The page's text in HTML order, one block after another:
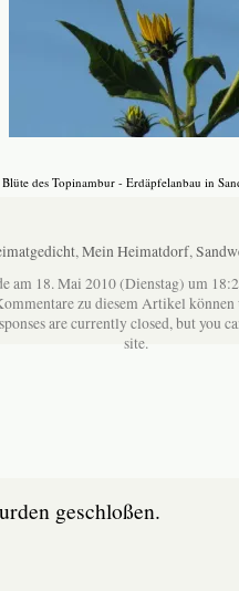
Blüte des Topinambur - Erdäpfelanbau in
,Mein Heimatdorf,
am 18. Mai 2010 (Dienstag) um
zu diesem Artikel
are currently closed, but you
site.
geschloßen.